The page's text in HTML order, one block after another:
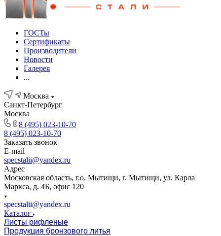
ГОСТы
Сертификаты
Производители
Новости
Галерея
...
Москва
Санкт-Петербург
Москва
8 (495) 023-10-70
8 (495) 023-10-70
Заказать звонок
E-mail
specstalii@yandex.ru
Адрес
Московская область, г.о. Мытищи, г. Мытищи, ул. Карла
Маркса, д. 4Б, офис 120
specstalii@yandex.ru
Каталог
Листы рифленые
Продукция бронзового литья